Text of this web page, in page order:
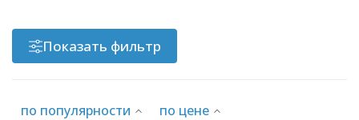
Показать фильтр
по популярности по цене